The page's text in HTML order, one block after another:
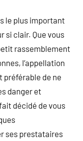
le plus important
si clair. Que vous
rassemblement
l’appellation
préférable de ne
danger et
décidé de vous
ses prestataires